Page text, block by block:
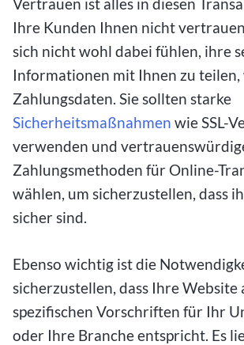
Ihre Kunden Ihnen nicht
sich nicht wohl dabei fühlen, ihre
Informationen mit Ihnen zu teilen,
Zahlungsdaten. Sie sollten starke
Sicherheitsmaßnahmen wie SSL-
verwenden und
Zahlungsmethoden für Online-
wählen, um sicherzustellen, dass
sicher sind.
Ebenso wichtig ist die
sicherzustellen, dass Ihre Website
spezifischen Vorschriften für Ihr
oder Ihre Branche entspricht. Es